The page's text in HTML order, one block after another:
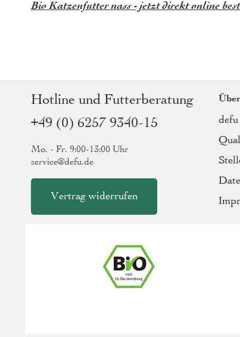
Bio Katzenfutter nass - jetzt direkt online
Hotline und Futterberatung
+49 (0) 6257 9340-15
Mo. - Fr. 9:00-13:00 Uhr
service@defu.de
Vertrag widerrufen